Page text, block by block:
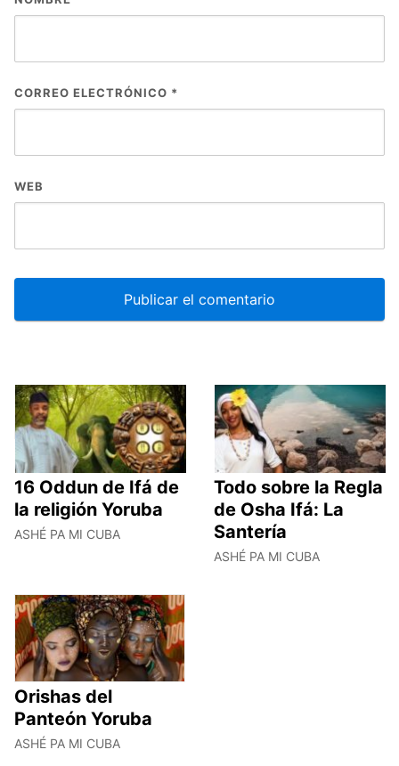
CORREO ELECTRÓNICO *
WEB
16 Oddun de Ifá de
la religión Yoruba
ASHÉ PA MI CUBA
Todo sobre la Regla
de Osha Ifá: La
Santería
ASHÉ PA MI CUBA
Orishas del
Panteón Yoruba
ASHÉ PA MI CUBA